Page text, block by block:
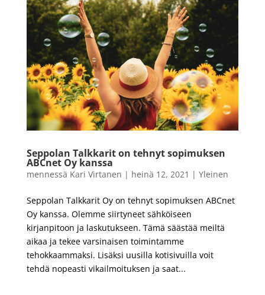
Seppolan Talkkarit on tehnyt sopimuksen
ABCnet Oy kanssa
mennessä Kari Virtanen | heinä 12, 2021 | Yleinen
Seppolan Talkkarit Oy on tehnyt sopimuksen ABCnet
Oy kanssa. Olemme siirtyneet sähköiseen
kirjanpitoon ja laskutukseen. Tämä säästää meiltä
aikaa ja tekee varsinaisen toimintamme
tehokkaammaksi. Lisäksi uusilla kotisivuilla voit
tehdä nopeasti vikailmoituksen ja saat...